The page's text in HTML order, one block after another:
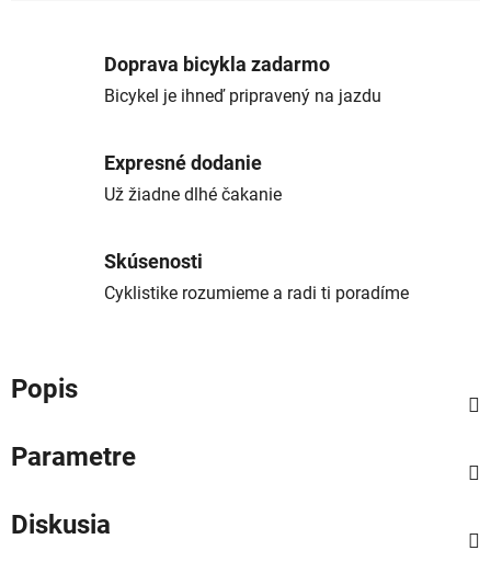
Doprava bicykla zadarmo
Bicykel je ihneď pripravený na jazdu
Expresné dodanie
Už žiadne dlhé čakanie
Skúsenosti
Cyklistike rozumieme a radi ti poradíme
Popis
Parametre
Diskusia